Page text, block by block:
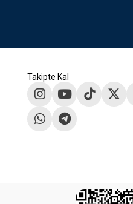
Takipte Kal